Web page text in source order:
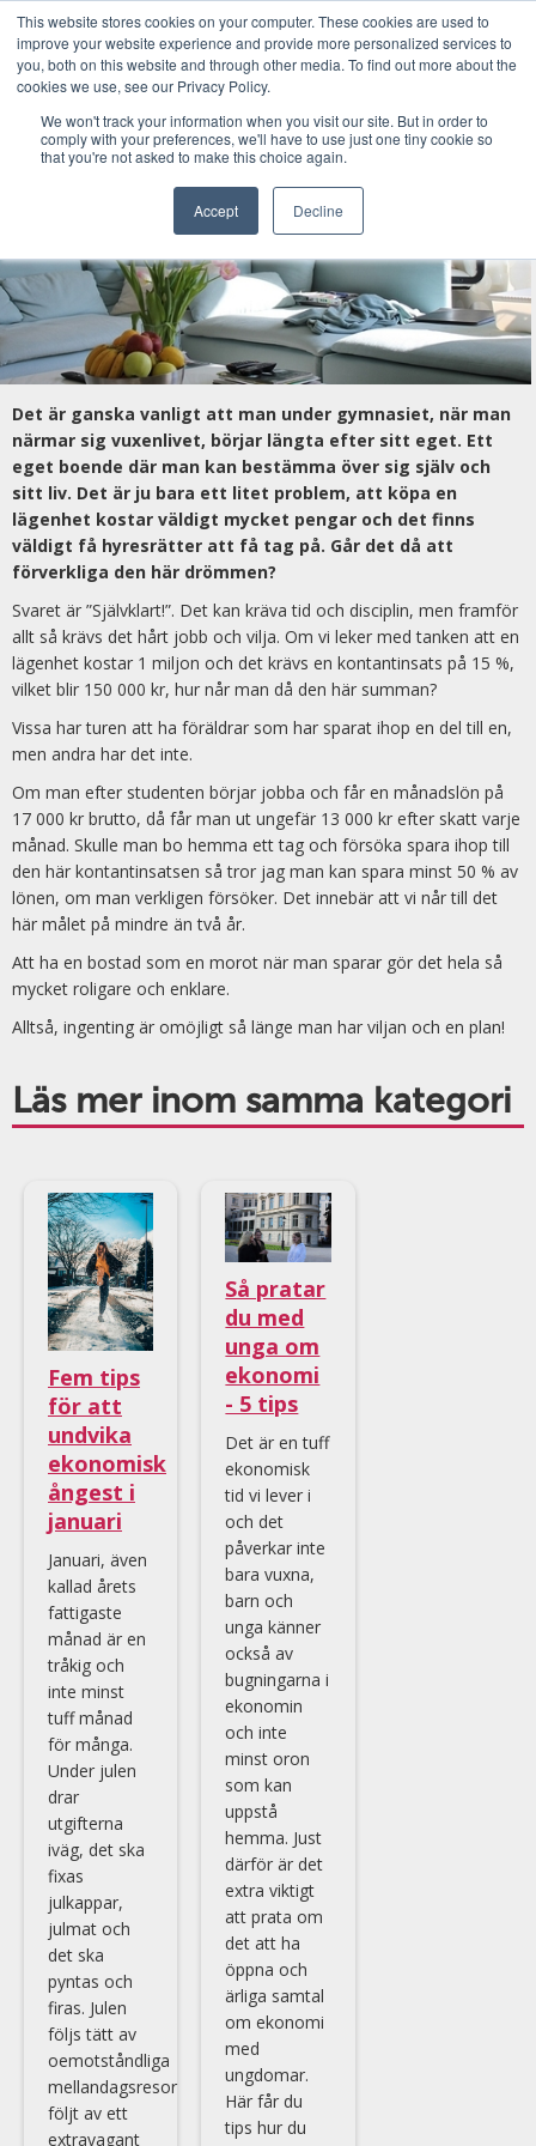
This website stores cookies on your computer. These cookies are used to
improve your website experience and provide more personalized services to
you, both on this website and through other media. To find out more about the
cookies we use, see our Privacy Policy.
We won't track your information when you visit our site. But in order to
comply with your preferences, we'll have to use just one tiny cookie so
that you're not asked to make this choice again.
Accept Decline
Drömmen om ett eget boende
Det är ganska vanligt att man under gymnasiet, när man
närmar sig vuxenlivet, börjar längta efter sitt eget. Ett
eget boende där man kan bestämma över sig själv och
sitt liv. Det är ju bara ett litet problem, att köpa en
lägenhet kostar väldigt mycket pengar och det finns
väldigt få hyresrätter att få tag på. Går det då att
förverkliga den här drömmen?
Svaret är ”Självklart!”. Det kan kräva tid och disciplin, men framför
allt så krävs det hårt jobb och vilja. Om vi leker med tanken att en
lägenhet kostar 1 miljon och det krävs en kontantinsats på 15 %,
vilket blir 150 000 kr, hur når man då den här summan?
Vissa har turen att ha föräldrar som har sparat ihop en del till en,
men andra har det inte.
Om man efter studenten börjar jobba och får en månadslön på
17 000 kr brutto, då får man ut ungefär 13 000 kr efter skatt varje
månad. Skulle man bo hemma ett tag och försöka spara ihop till
den här kontantinsatsen så tror jag man kan spara minst 50 % av
lönen, om man verkligen försöker. Det innebär att vi når till det
här målet på mindre än två år.
Att ha en bostad som en morot när man sparar gör det hela så
mycket roligare och enklare.
Alltså, ingenting är omöjligt så länge man har viljan och en plan!
Läs mer inom samma kategori
Fem tips
för att
undvika
ekonomisk
ångest i
januari
Januari, även
kallad årets
fattigaste
månad är en
tråkig och
inte minst
tuff månad
för många.
Under julen
drar
utgifterna
iväg, det ska
fixas
julkappar,
julmat och
det ska
pyntas och
firas. Julen
följs tätt av
oemotståndliga
mellandagsresor
följt av ett
extravagant
Så pratar
du med
unga om
ekonomi
- 5 tips
Det är en tuff
ekonomisk
tid vi lever i
och det
påverkar inte
bara vuxna,
barn och
unga känner
också av
bugningarna i
ekonomin
och inte
minst oron
som kan
uppstå
hemma. Just
därför är det
extra viktigt
att prata om
det att ha
öppna och
ärliga samtal
om ekonomi
med
ungdomar.
Här får du
tips hur du